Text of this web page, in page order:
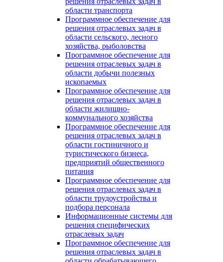
области транспорта
Программное обеспечение для
решения отраслевых задач в
области сельского, лесного
хозяйства, рыболовства
Программное обеспечение для
решения отраслевых задач в
области добычи полезных
ископаемых
Программное обеспечение для
решения отраслевых задач в
области жилищно-
коммунального хозяйства
Программное обеспечение для
решения отраслевых задач в
области гостиничного и
туристического бизнеса,
предприятий общественного
питания
Программное обеспечение для
решения отраслевых задач в
области трудоустройства и
подбора персонала
Информационные системы для
решения специфических
отраслевых задач
Программное обеспечение для
решения отраслевых задач в